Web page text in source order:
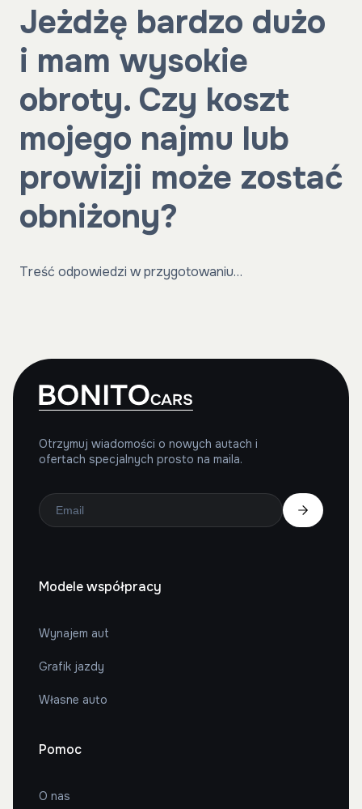
Jeżdżę bardzo dużo
i mam wysokie
obroty. Czy koszt
mojego najmu lub
prowizji może zostać
obniżony?
Treść odpowiedzi w przygotowaniu…
Otrzymuj wiadomości o nowych autach i
ofertach specjalnych prosto na maila.
Modele współpracy
Wynajem aut
Grafik jazdy
Własne auto
Pomoc
O nas